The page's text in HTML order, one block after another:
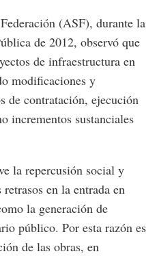
(ASF), durante la
de 2012, observó que
de infraestructura en
modificaciones y
de contratación, ejecución
incrementos sustanciales
la repercusión social y
en la entrada en
la generación de
público. Por esta razón es
de las obras, en